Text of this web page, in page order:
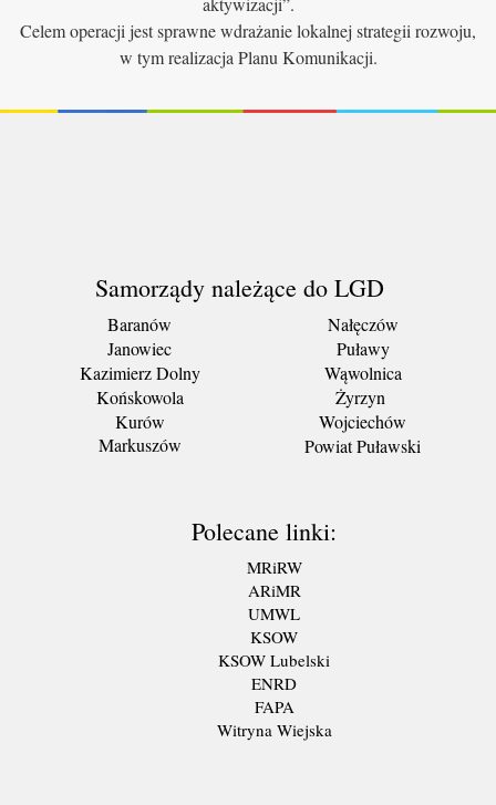
Celem operacji jest sprawne wdrażanie lokalnej strategii rozwoju,
w tym realizacja Planu Komunikacji.
Samorządy należące do LGD
Baranów
Janowiec
Kazimierz Dolny
Końskowola
Kurów
Markuszów
Nałęczów
Puławy
Wąwolnica
Żyrzyn
Wojciechów
Powiat Puławski
Polecane linki:
MRiRW
ARiMR
UMWL
KSOW
KSOW Lubelski
ENRD
FAPA
Witryna Wiejska